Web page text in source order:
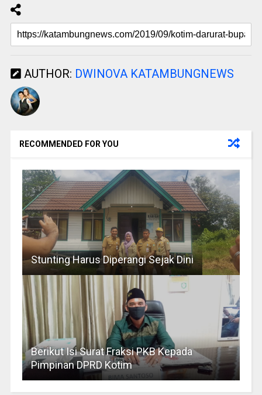
AUTHOR: DWINOVA KATAMBUNGNEWS
RECOMMENDED FOR YOU
Stunting Harus Diperangi Sejak Dini
Berikut Isi Surat Fraksi PKB Kepada
Pimpinan DPRD Kotim